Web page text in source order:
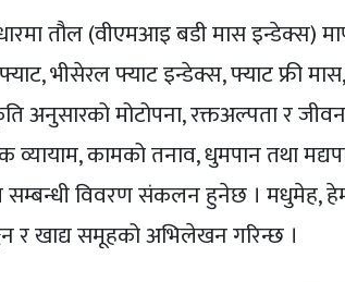
तौल (वीएमआइ बडी मास इन्डेक्स)
भीसेरल फ्याट इन्डेक्स, फ्याट फ्री
अनुसारको मोटोपना, रक्तअल्पता र
व्यायाम, कामको तनाव, धुमपान तथा
विवरण संकलन हुनेछ । मधुमेह,
र खाद्य समूहको अभिलेखन गरिन्छ ।